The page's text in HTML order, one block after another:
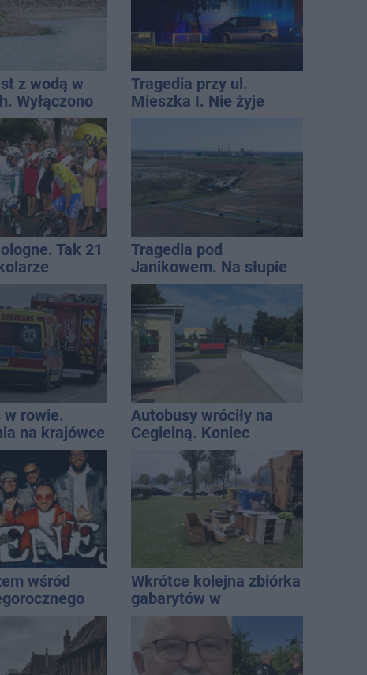
z wodą w
Wyłączono
zaplanowano
Tragedia przy ul.
Mieszka I. Nie żyje
Tak 21
z
Tragedia pod
Janikowem. Na słupie
energetycznym
znaleziono ciało
mężczyzny
rowie.
na krajówce
Autobusy wróciły na
Cegielną. Koniec
remontu zatok
wśród
Wkrótce kolejna zbiórka
gabarytów w
Inowrocławiu